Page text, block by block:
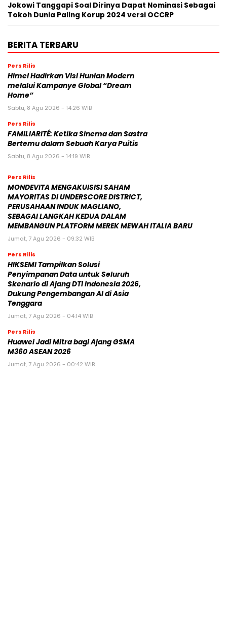
Jokowi Tanggapi Soal Dirinya Dapat Nominasi Sebagai
Tokoh Dunia Paling Korup 2024 versi OCCRP
BERITA TERBARU
Pers Rilis
Himel Hadirkan Visi Hunian Modern
melalui Kampanye Global “Dream
Home”
Sabtu, 8 Agu 2026 - 14:26 WIB
Pers Rilis
FAMILIARITÉ: Ketika Sinema dan Sastra
Bertemu dalam Sebuah Karya Puitis
Sabtu, 8 Agu 2026 - 14:19 WIB
Pers Rilis
MONDEVITA MENGAKUISISI SAHAM
MAYORITAS DI UNDERSCORE DISTRICT,
PERUSAHAAN INDUK MAGLIANO,
SEBAGAI LANGKAH KEDUA DALAM
MEMBANGUN PLATFORM MEREK MEWAH ITALIA BARU
Jumat, 7 Agu 2026 - 09:32 WIB
Pers Rilis
HIKSEMI Tampilkan Solusi
Penyimpanan Data untuk Seluruh
Skenario di Ajang DTI Indonesia 2026,
Dukung Pengembangan AI di Asia
Tenggara
Jumat, 7 Agu 2026 - 04:14 WIB
Pers Rilis
Huawei Jadi Mitra bagi Ajang GSMA
M360 ASEAN 2026
Jumat, 7 Agu 2026 - 00:42 WIB